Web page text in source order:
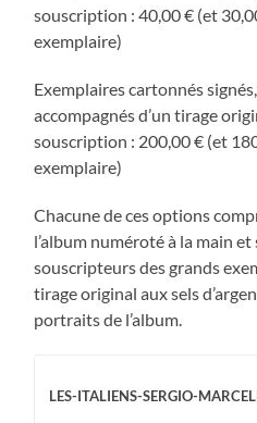
souscription : 40,00 € (et
exemplaire)
Exemplaires cartonnés
accompagnés d’un tirage
souscription : 200,00 € (et
exemplaire)
Chacune de ces options
l’album numéroté à la main et
souscripteurs des grands
tirage original aux sels
portraits de l’album.
LES-ITALIENS-SERGIO-